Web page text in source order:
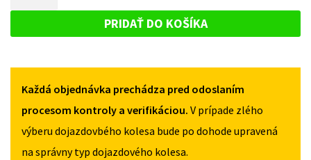
7
2007
7
OD
5X114,3
MAZDA
OD
2007
155/90R18
PRIDAŤ DO KOŠÍKA
Každá objednávka prechádza pred odoslaním
procesom kontroly a verifikáciou. V prípade zlého
výberu dojazdovbého kolesa bude po dohode upravená
na správny typ dojazdového kolesa.